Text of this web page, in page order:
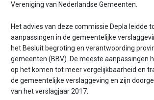
Vereniging van Nederlandse Gemeenten.
Het advies van deze commissie Depla leidde
aanpassingen in de gemeentelijke
het Besluit begroting en verantwoording
gemeenten (BBV). De meeste aanpassingen
op het komen tot meer vergelijkbaarheid en
de gemeentelijke verslaggeving en zijn
van het verslagjaar 2017.